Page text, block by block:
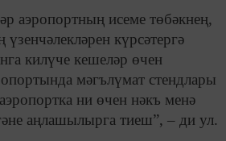
аэропортның исеме төбәкнең,
күрсәтергә
килүче кешеләр өчен
мәгълүмат стендлары
ни өчен нәкъ менә
аңлашылырга тиеш”, – ди ул.